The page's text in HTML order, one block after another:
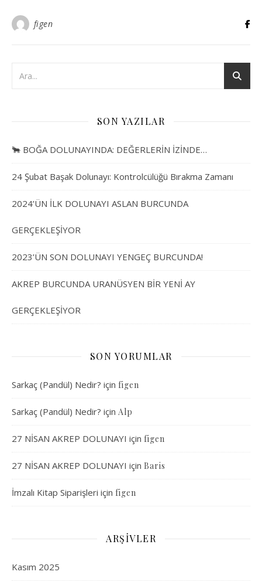
figen
SON YAZILAR
🐂 BOĞA DOLUNAYINDA: DEĞERLERİN İZİNDE…
24 Şubat Başak Dolunayı: Kontrolcülüğü Bırakma Zamanı
2024’ÜN İLK DOLUNAYI ASLAN BURCUNDA
GERÇEKLEŞİYOR
2023’ÜN SON DOLUNAYI YENGEÇ BURCUNDA!
AKREP BURCUNDA URANÜSYEN BİR YENİ AY
GERÇEKLEŞİYOR
SON YORUMLAR
Sarkaç (Pandül) Nedir? için figen
Sarkaç (Pandül) Nedir? için Alp
27 NİSAN AKREP DOLUNAYI için figen
27 NİSAN AKREP DOLUNAYI için Baris
İmzalı Kitap Siparişleri için figen
ARŞIVLER
Kasım 2025